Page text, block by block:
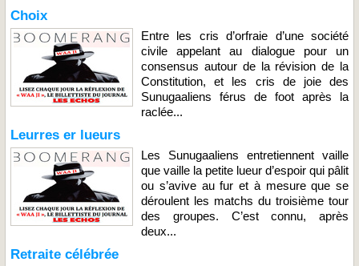
Choix
Entre les cris d’orfraie d’une société
civile appelant au dialogue pour un
consensus autour de la révision de la
Constitution, et les cris de joie des
Sunugaaliens férus de foot après la
raclée...
Leurres er lueurs
Les Sunugaaliens entretiennent vaille
que vaille la petite lueur d’espoir qui pâlit
ou s’avive au fur et à mesure que se
déroulent les matchs du troisième tour
des groupes. C’est connu, après
deux...
Retraite célébrée